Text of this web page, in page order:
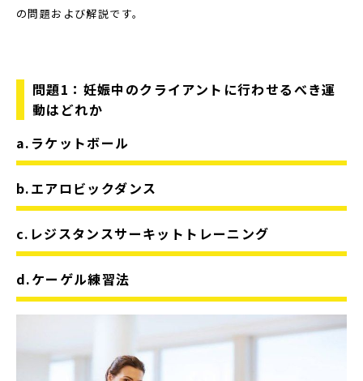
の問題および解説です。
問題1：妊娠中のクライアントに⾏わせるべき運
動はどれか
a.ラケットボール
b.エアロビックダンス
c.レジスタンスサーキットトレーニング
d.ケーゲル練習法